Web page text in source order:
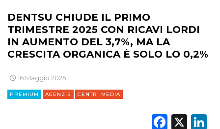
STRATEGIE
DIGITALE
DENTSU CHIUDE IL PRIMO
TRIMESTRE 2025 CON RICAVI LORDI
IN AUMENTO DEL 3,7%, MA LA
CRESCITA ORGANICA È SOLO LO 0,2%
16 Maggio 2025
PREMIUM AGENZIE CENTRI MEDIA
X